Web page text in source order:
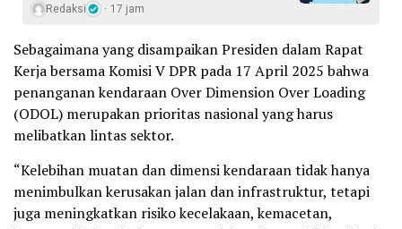
Redaksi 17 jam
Sebagaimana yang disampaikan Presiden dalam Rapat
Kerja bersama Komisi V DPR pada 17 April 2025 bahwa
penanganan kendaraan Over Dimension Over Loading
(ODOL) merupakan prioritas nasional yang harus
melibatkan lintas sektor.
“Kelebihan muatan dan dimensi kendaraan tidak hanya
menimbulkan kerusakan jalan dan infrastruktur, tetapi
juga meningkatkan risiko kecelakaan, kemacetan,